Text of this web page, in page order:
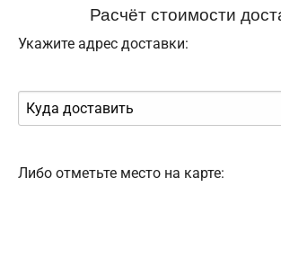
Расчёт стоимости
Укажите адрес доставки:
Либо отметьте место на карте: